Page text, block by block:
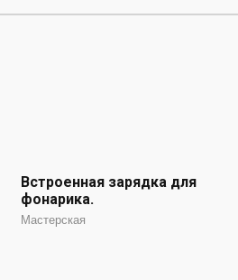
Встроенная зарядка для
фонарика.
Мастерская